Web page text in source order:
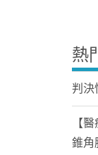
熱
判決
【
錐角